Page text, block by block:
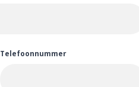
Telefoonnummer